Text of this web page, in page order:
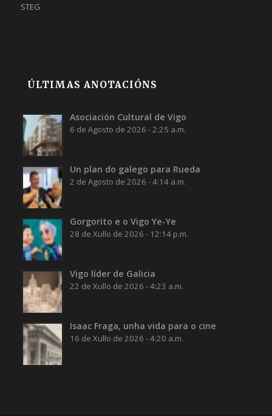
STEG
ÚLTIMAS ANOTACIÓNS
Asociación Cultural de Vigo
6 de Agosto de 2026 - 2:25 a.m.
Un plan do galego para Rueda
2 de Agosto de 2026 - 4:14 a.m.
Gorgorito e o Vigo Ye-Ye
28 de Xullo de 2026 - 12:14 p.m.
Vigo líder de Galicia
22 de Xullo de 2026 - 4:23 a.m.
Isaac Fraga, unha vida para o cine
16 de Xullo de 2026 - 4:20 a.m.